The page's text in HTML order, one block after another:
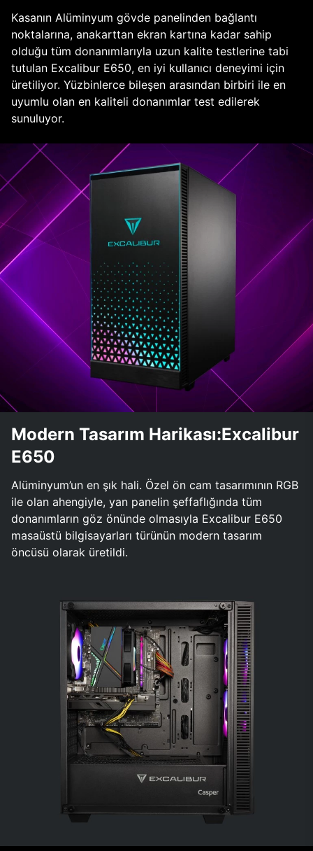
Kasanın Alüminyum gövde panelinden bağlantı
noktalarına, anakarttan ekran kartına kadar sahip
olduğu tüm donanımlarıyla uzun kalite testlerine tabi
tutulan Excalibur E650, en iyi kullanıcı deneyimi için
üretiliyor. Yüzbinlerce bileşen arasından birbiri ile en
uyumlu olan en kaliteli donanımlar test edilerek
sunuluyor.
Modern Tasarım Harikası:Excalibur
E650
Alüminyum’un en şık hali. Özel ön cam tasarımının RGB
ile olan ahengiyle, yan panelin şeffaflığında tüm
donanımların göz önünde olmasıyla Excalibur E650
masaüstü bilgisayarları türünün modern tasarım
öncüsü olarak üretildi.